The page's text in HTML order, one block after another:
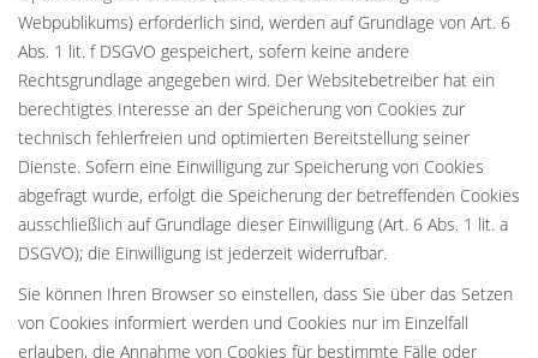
Webpublikums) erforderlich sind, werden auf Grundlage von Art. 6
Abs. 1 lit. f DSGVO gespeichert, sofern keine andere
Rechtsgrundlage angegeben wird. Der Websitebetreiber hat ein
berechtigtes Interesse an der Speicherung von Cookies zur
technisch fehlerfreien und optimierten Bereitstellung seiner
Dienste. Sofern eine Einwilligung zur Speicherung von Cookies
abgefragt wurde, erfolgt die Speicherung der betreffenden Cookies
ausschließlich auf Grundlage dieser Einwilligung (Art. 6 Abs. 1 lit. a
DSGVO); die Einwilligung ist jederzeit widerrufbar.
Sie können Ihren Browser so einstellen, dass Sie über das Setzen
von Cookies informiert werden und Cookies nur im Einzelfall
erlauben, die Annahme von Cookies für bestimmte Fälle oder